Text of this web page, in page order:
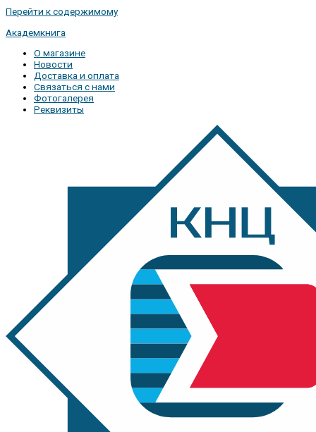
Перейти к содержимому
Академкнига
О магазине
Новости
Доставка и оплата
Связаться с нами
Фотогалерея
Реквизиты